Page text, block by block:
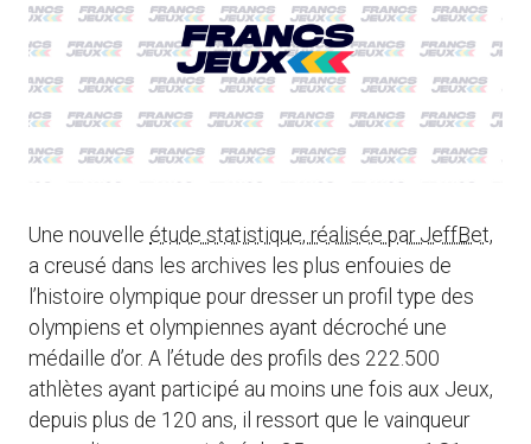
Une nouvelle étude statistique, réalisée par JeffBet,
a creusé dans les archives les plus enfouies de
l’histoire olympique pour dresser un profil type des
olympiens et olympiennes ayant décroché une
médaille d’or. A l’étude des profils des 222.500
athlètes ayant participé au moins une fois aux Jeux,
depuis plus de 120 ans, il ressort que le vainqueur